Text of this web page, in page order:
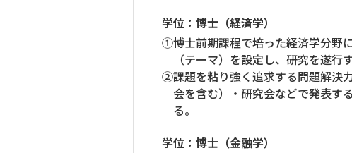
学位：博士（経済学）
①博士前期課程で培った経済学分野
（テーマ）を設定し、研究を遂行
②課題を粘り強く追求する問題解決
会を含む）・研究会などで発表す
る。
学位：博士（金融学）